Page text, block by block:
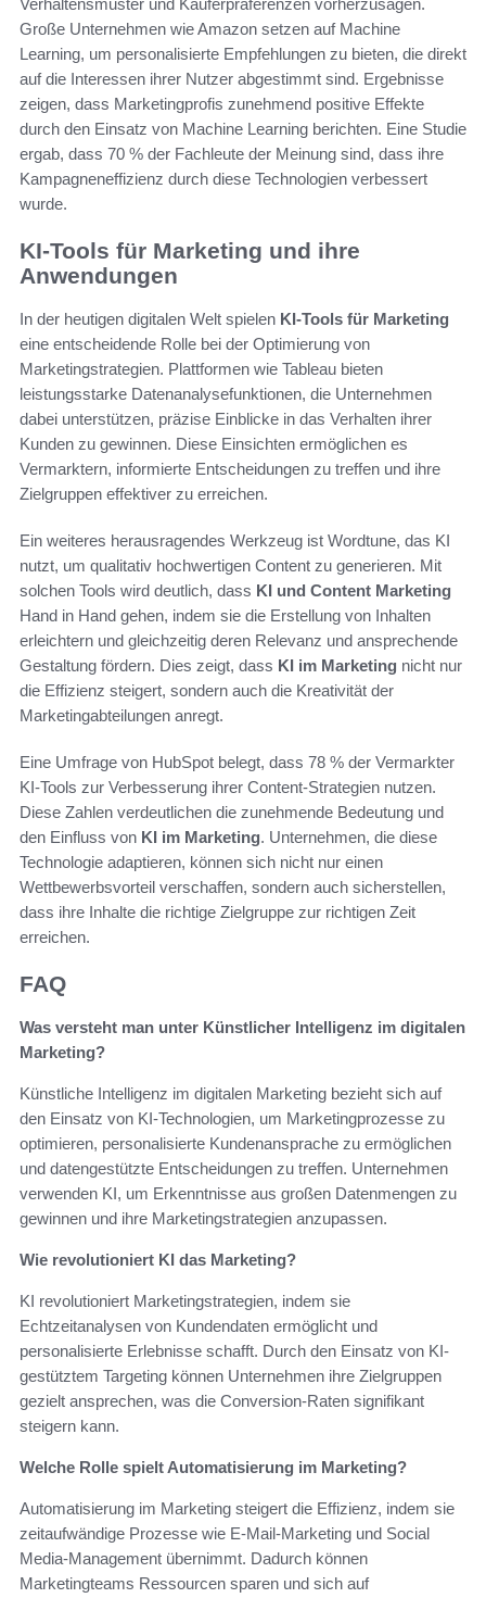
Große Unternehmen wie Amazon setzen auf Machine
Learning, um personalisierte Empfehlungen zu bieten, die direkt
auf die Interessen ihrer Nutzer abgestimmt sind. Ergebnisse
zeigen, dass Marketingprofis zunehmend positive Effekte
durch den Einsatz von Machine Learning berichten. Eine Studie
ergab, dass 70 % der Fachleute der Meinung sind, dass ihre
Kampagneneffizienz durch diese Technologien verbessert
wurde.
KI-Tools für Marketing und ihre
Anwendungen
In der heutigen digitalen Welt spielen KI-Tools für Marketing
eine entscheidende Rolle bei der Optimierung von
Marketingstrategien. Plattformen wie Tableau bieten
leistungsstarke Datenanalysefunktionen, die Unternehmen
dabei unterstützen, präzise Einblicke in das Verhalten ihrer
Kunden zu gewinnen. Diese Einsichten ermöglichen es
Vermarktern, informierte Entscheidungen zu treffen und ihre
Zielgruppen effektiver zu erreichen.
Ein weiteres herausragendes Werkzeug ist Wordtune, das KI
nutzt, um qualitativ hochwertigen Content zu generieren. Mit
solchen Tools wird deutlich, dass KI und Content Marketing
Hand in Hand gehen, indem sie die Erstellung von Inhalten
erleichtern und gleichzeitig deren Relevanz und ansprechende
Gestaltung fördern. Dies zeigt, dass KI im Marketing nicht nur
die Effizienz steigert, sondern auch die Kreativität der
Marketingabteilungen anregt.
Eine Umfrage von HubSpot belegt, dass 78 % der Vermarkter
KI-Tools zur Verbesserung ihrer Content-Strategien nutzen.
Diese Zahlen verdeutlichen die zunehmende Bedeutung und
den Einfluss von KI im Marketing. Unternehmen, die diese
Technologie adaptieren, können sich nicht nur einen
Wettbewerbsvorteil verschaffen, sondern auch sicherstellen,
dass ihre Inhalte die richtige Zielgruppe zur richtigen Zeit
erreichen.
FAQ
Was versteht man unter Künstlicher Intelligenz im digitalen
Marketing?
Künstliche Intelligenz im digitalen Marketing bezieht sich auf
den Einsatz von KI-Technologien, um Marketingprozesse zu
optimieren, personalisierte Kundenansprache zu ermöglichen
und datengestützte Entscheidungen zu treffen. Unternehmen
verwenden KI, um Erkenntnisse aus großen Datenmengen zu
gewinnen und ihre Marketingstrategien anzupassen.
Wie revolutioniert KI das Marketing?
KI revolutioniert Marketingstrategien, indem sie
Echtzeitanalysen von Kundendaten ermöglicht und
personalisierte Erlebnisse schafft. Durch den Einsatz von KI-
gestütztem Targeting können Unternehmen ihre Zielgruppen
gezielt ansprechen, was die Conversion-Raten signifikant
steigern kann.
Welche Rolle spielt Automatisierung im Marketing?
Automatisierung im Marketing steigert die Effizienz, indem sie
zeitaufwändige Prozesse wie E-Mail-Marketing und Social
Media-Management übernimmt. Dadurch können
Marketingteams Ressourcen sparen und sich auf